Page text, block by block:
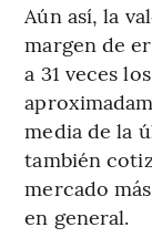
Aún así, la
margen de
a 31 veces
media de la
también
mercado
en general.